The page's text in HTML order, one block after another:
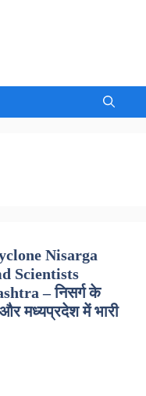
Nisarga
Scientists
– निसर्ग के
और मध्यप्रदेश में भारी